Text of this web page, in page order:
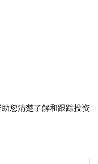
您清楚了解和跟踪投资